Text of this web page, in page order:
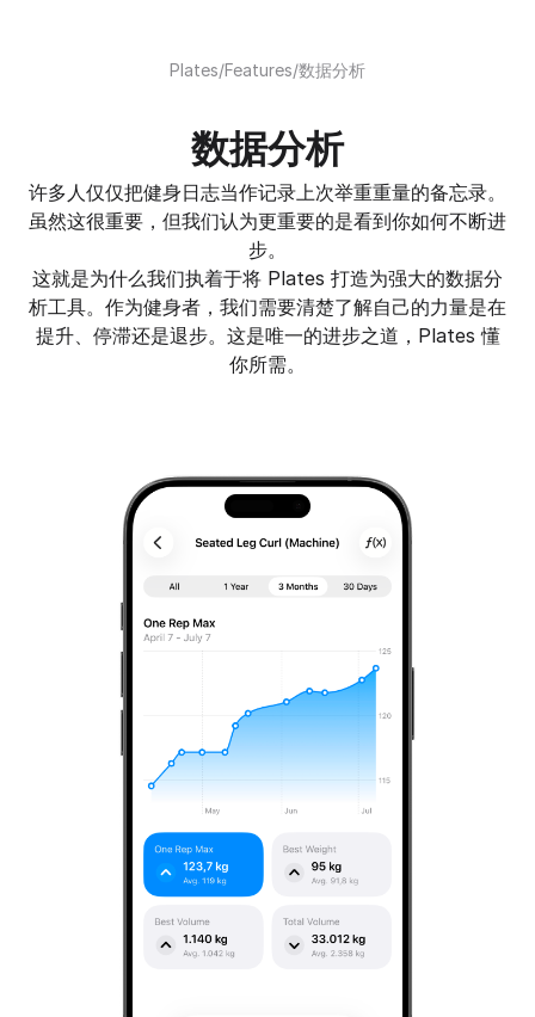
Plates/Features/数据分析
数据分析
许多人仅仅把健身日志当作记录上次举重重量的备忘录。
虽然这很重要，但我们认为更重要的是看到你如何不断进
步。
这就是为什么我们执着于将 Plates 打造为强大的数据分
析工具。作为健身者，我们需要清楚了解自己的力量是在
提升、停滞还是退步。这是唯一的进步之道，Plates 懂
你所需。